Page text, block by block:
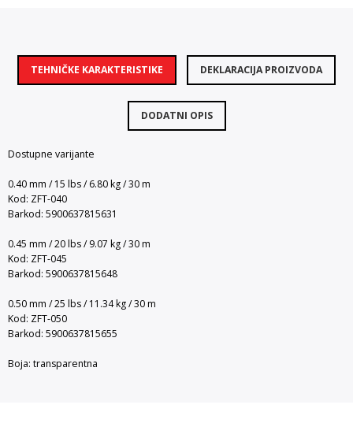
TEHNIČKE KARAKTERISTIKE DEKLARACIJA PROIZVODA
DODATNI OPIS
Dostupne varijante
0.40 mm / 15 lbs / 6.80 kg / 30 m
Kod: ZFT-040
Barkod: 5900637815631
0.45 mm / 20 lbs / 9.07 kg / 30 m
Kod: ZFT-045
Barkod: 5900637815648
0.50 mm / 25 lbs / 11.34 kg / 30 m
Kod: ZFT-050
Barkod: 5900637815655
Boja: transparentna